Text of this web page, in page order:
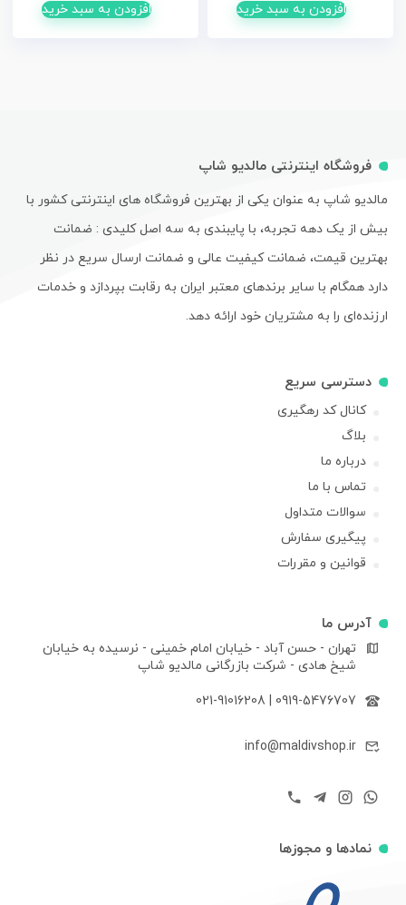
افزودن به سبد خرید افزودن به سبد خرید
فروشگاه اینترنتی مالدیو شاپ
مالدیو شاپ به عنوان یکی از بهترین فروشگاه های اینترنتی کشور با
بیش از یک دهه تجربه، با پایبندی به سه اصل کلیدی : ضمانت
بهترین قیمت، ضمانت کیفیت عالی و ضمانت ارسال سریع در نظر
دارد همگام با سایر برندهای معتبر ایران به رقابت بپردازد و خدمات
ارزنده‌ای را به مشتریان خود ارائه دهد.
دسترسی سریع
کانال کد رهگیری
بلاگ
درباره ما
تماس با ما
سوالات متداول
پیگیری سفارش
قوانین و مقررات
آدرس ما
تهران - حسن آباد - خیابان امام خمینی - نرسیده به خیابان
شیخ هادی - شرکت بازرگانی مالدیو شاپ
0919-5476707
|
021-91016208
info@maldivshop.ir
نمادها و مجوزها